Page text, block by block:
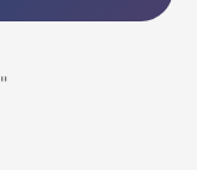
"